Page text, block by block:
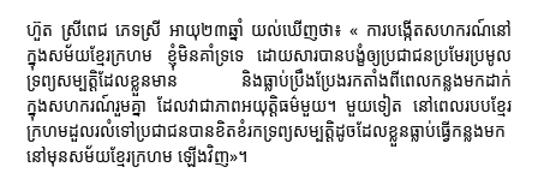
ហ៊ួត ស្រីពេជ ភេទស្រី អាយុ​២៣​ឆ្នាំ យល់ឃើញថា៖ « ការបង្កើតសហករណ៍នៅ
ក្នុងសម័យខ្មែរក្រហម ខ្ញុំមិនគាំទ្រទេ ដោយសារបានបង្ខំឲ្យ​ប្រជាជនប្រមែរប្រមូល
ទ្រព្យសម្បត្ដិដែលខ្លួនមាន និងធ្លាប់ប្រឹងប្រែងរកតាំងពីពេលកន្លងមកដាក់
ក្នុងសហករណ៍រួមគ្នា ដែលវាជាភាពអយុត្ដិធម៌មួយ។ មួយទៀត នៅពេលរបបខ្មែរ
ក្រហមដួលរលំទៅប្រជាជនបានខិតខំរកទ្រព្យសម្បត្ដិដូចដែលខ្លួនធ្លាប់ធ្វើកន្លងមក
នៅមុនសម័យខ្មែរក្រហម ឡើងវិញ»។